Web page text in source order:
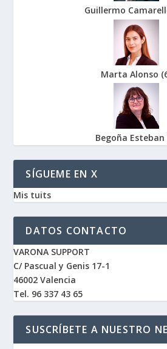
Guillermo
Marta Alonso (
Begoña Esteban
SÍGUEME EN X
Mis tuits
DATOS CONTACTO
VARONA SUPPORT
C/ Pascual y Genis 17-1
46002 Valencia
Tel. 96 337 43 65
SUSCRÍBETE A NUESTRO